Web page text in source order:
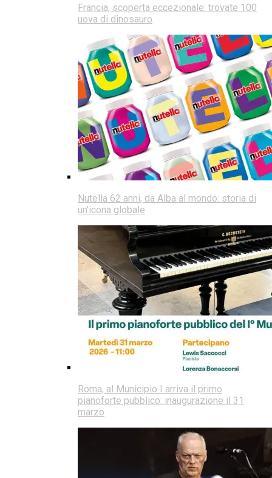
Francia, scoperta eccezionale: trovate 100
uova di dinosauro
Nutella 62 anni, da Alba al mondo: storia di
un’icona globale
Roma, al Municipio I arriva il primo
pianoforte pubblico: inaugurazione il 31
marzo